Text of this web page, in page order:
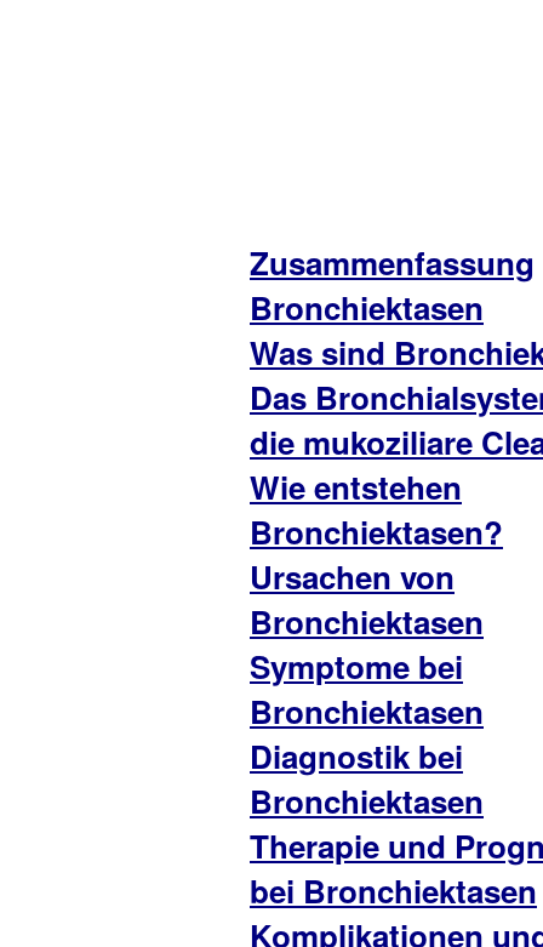
Zusammenfassung
Bronchiektasen
Was sind
Das
die mukoziliare
Wie entstehen
Bronchiektasen?
Ursachen von
Bronchiektasen
Symptome bei
Bronchiektasen
Diagnostik bei
Bronchiektasen
Therapie und
bei Bronchiektasen
Komplikationen